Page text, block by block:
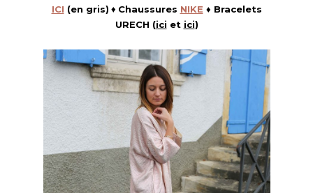
ICI (en gris) ♦ Chaussures NIKE ♦ Bracelets
URECH (ici et ici)